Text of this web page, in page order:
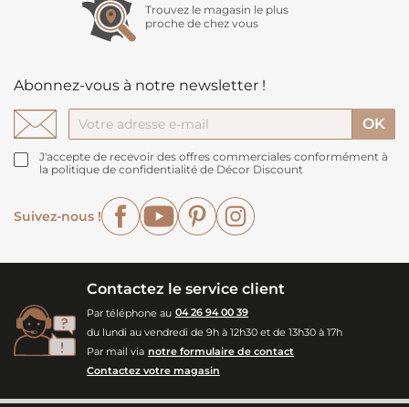
Trouvez le magasin le plus
proche de chez vous
Abonnez-vous à notre newsletter !
J'accepte de recevoir des offres commerciales conformément à
la politique de confidentialité de Décor Discount
Suivez-nous !
FacebookYouTubePinterest
Contactez le service client
Par téléphone au 04 26 94 00 39
du lundi au vendredi de 9h à 12h30 et de 13h30 à 17h
Par mail via notre formulaire de contact
Contactez votre magasin